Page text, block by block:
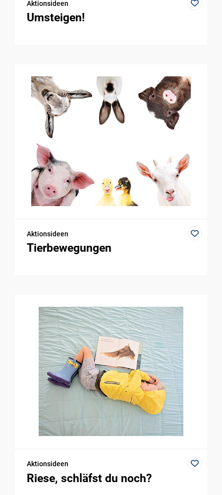
Aktionsideen
Umsteigen!
Aktionsideen
Tierbewegungen
Aktionsideen
Riese, schläfst du noch?